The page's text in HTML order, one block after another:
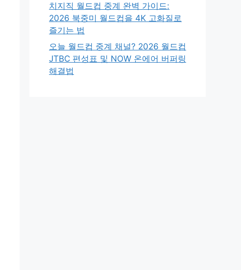
치지직 월드컵 중계 완벽 가이드:
2026 북중미 월드컵을 4K 고화질로
즐기는 법
오늘 월드컵 중계 채널? 2026 월드컵
JTBC 편성표 및 NOW 온에어 버퍼링
해결법